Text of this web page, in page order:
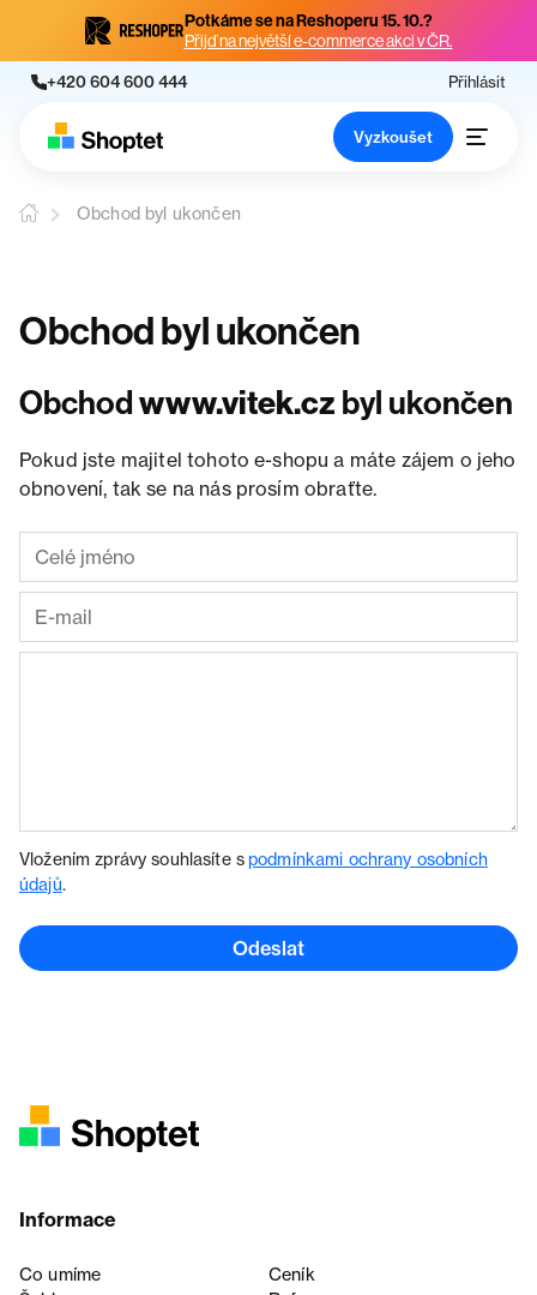
Potkáme se na Reshoperu 15. 10.?
Přijď na největší e-commerce akci v ČR.
+420 604 600 444 Přihlásit
Vyzkoušet
Obchod byl ukončen
Obchod byl ukončen
Obchodwww.vitek.cz byl ukončen
Pokud jste majitel tohoto e-shopu a máte zájem o jeho
obnovení, tak se na nás prosím obraťte.
Vložením zprávy souhlasíte spodmínkami ochrany osobních
údajů.
Odeslat
Informace
Co umíme
Ceník